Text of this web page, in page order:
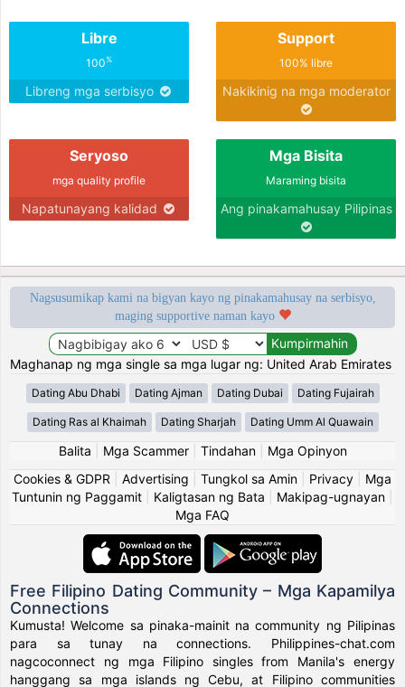
Libre
100%
Libreng mga serbisyo
Support
100% libre
Nakikinig na mga moderator
Seryoso
mga quality profile
Napatunayang kalidad
Mga Bisita
Maraming bisita
Ang pinakamahusay Pilipinas
Nagsusumikap kami na bigyan kayo ng pinakamahusay na serbisyo,
maging supportive naman kayo
Maghanap ng mga single sa mga lugar ng: United Arab Emirates
Dating Abu Dhabi Dating Ajman Dating Dubai Dating Fujairah
Dating Ras al Khaimah Dating Sharjah Dating Umm Al Quawain
Balita Mga Scammer| Tindahan| Mga Opinyon
Cookies & GDPR
Advertising Tungkol sa Amin Privacy
Mga
Tuntunin ng Paggamit
Kaligtasan ng Bata Makipag-ugnayan
Mga FAQ
Free Filipino Dating Community – Mga Kapamilya
Connections
Kumusta! Welcome sa pinaka-mainit na community ng Pilipinas
para sa tunay na connections. Philippines-chat.com
nagcoconnect ng mga Filipino singles from Manila's energy
hanggang sa mga islands ng Cebu, at Filipino communities